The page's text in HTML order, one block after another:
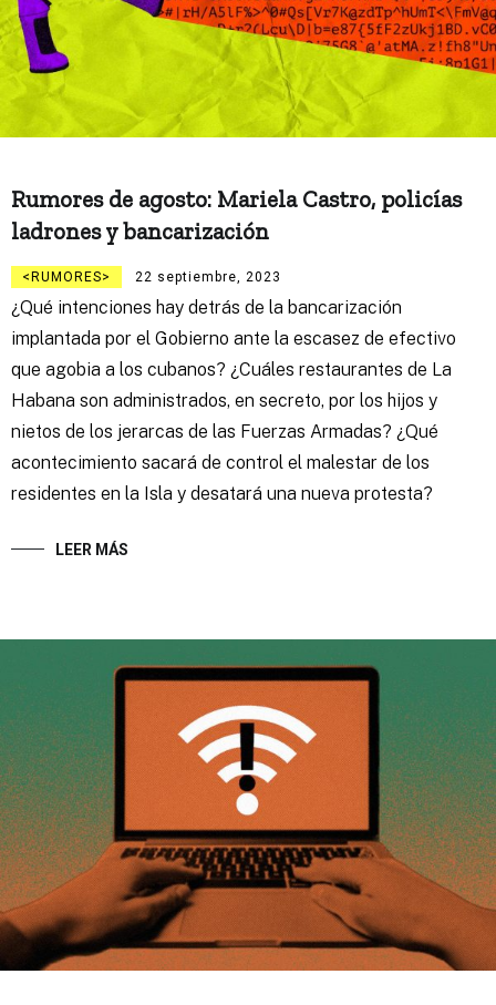
Rumores de agosto: Mariela Castro, policías
ladrones y bancarización
RUMORES 22 septiembre, 2023
¿Qué intenciones hay detrás de la bancarización
implantada por el Gobierno ante la escasez de efectivo
que agobia a los cubanos? ¿Cuáles restaurantes de La
Habana son administrados, en secreto, por los hijos y
nietos de los jerarcas de las Fuerzas Armadas? ¿Qué
acontecimiento sacará de control el malestar de los
residentes en la Isla y desatará una nueva protesta?
LEER MÁS